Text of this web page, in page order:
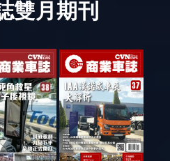
雙月期刊